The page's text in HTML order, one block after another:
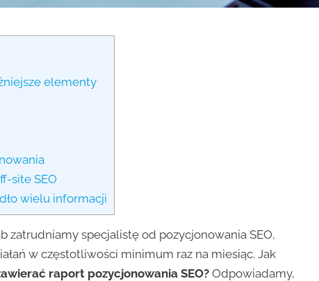
elementy
site SEO
wielu informacji
specjalistę od pozycjonowania SEO,
w częstotliwości minimum raz na miesiąc. Jak
raport pozycjonowania SEO?Odpowiadamy,